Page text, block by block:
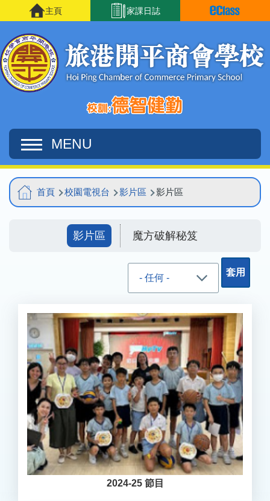
移至主內容 家課日誌
主頁
MENU
Main
navigation
導
航
首頁 校園電視台 影片區 影片區
影片區 魔方破解秘笈
2024-25 節目